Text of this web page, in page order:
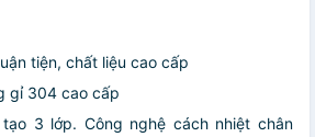
tiện, chất liệu cao cấp
gỉ 304 cao cấp
3 lớp. Công nghệ cách nhiệt chân